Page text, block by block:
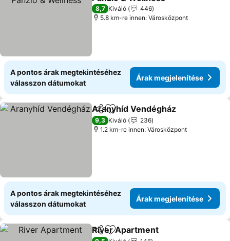
Árak megjelenítése
8,7 Kiváló
446
5.8 km-re innen: Városközpont
A pontos árak megtekintéséhez
válasszon dátumokat
Árak megjelenítése
MegosztásHozzáadás a kedvencekhez
Aranyhíd Vendégház
9,3 Kiváló
236
1.2 km-re innen: Városközpont
A pontos árak megtekintéséhez
válasszon dátumokat
Árak megjelenítése
Megosztás
Hozzáadás a kedvencekhez
River Apartment